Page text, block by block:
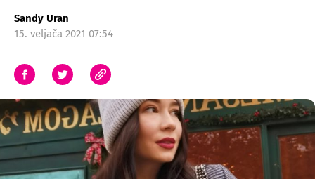
Sandy Uran
15. veljača 2021 07:54